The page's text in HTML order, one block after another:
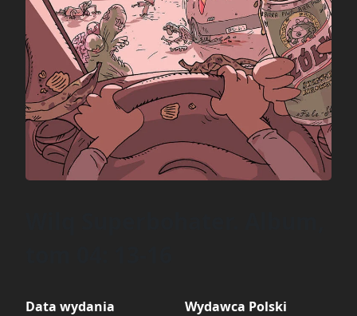
Data wydania
Wydawca Polski